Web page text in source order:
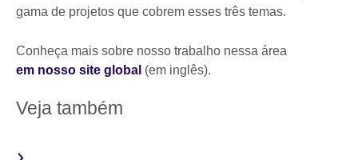
gama de projetos que cobrem esses três temas.
Conheça mais sobre nosso trabalho nessa área
em nosso site global (em inglês).
Veja também